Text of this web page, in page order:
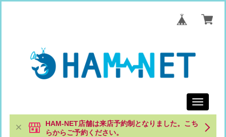
Toggle
HAM-NET店舗は来店予約制となりました。こち
らからご予約ください。